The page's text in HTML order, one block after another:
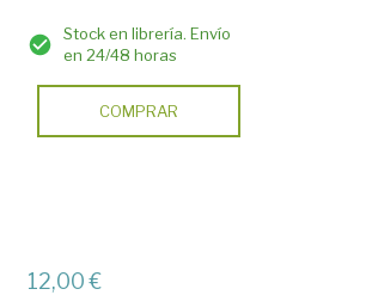
Stock en librería. Envío
en 24/48 horas
COMPRAR
12,00 €